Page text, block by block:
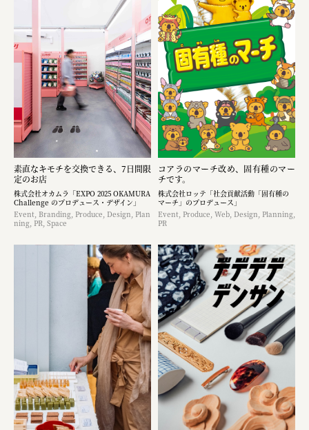
素直なキモチを交換できる、7日間限
定のお店
株式会社オカムラ「EXPO 2025 OKAMURA
Challenge のプロデュース・デザイン」
Event, Branding, Produce, Design, Plan
ning, PR, Space
コアラのマーチ改め、固有種のマー
チです。
株式会社ロッテ「社会貢献活動「固有種の
マーチ」のプロデュース」
Event, Produce, Web, Design, Planning,
PR